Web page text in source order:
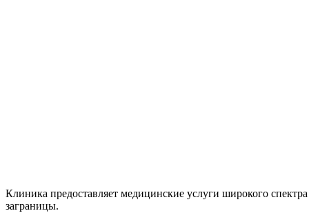
Клиника предоставляет медицинские услуги широкого
заграницы.